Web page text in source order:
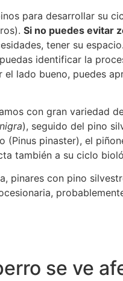
para desarrollar su
Si no puedes evitar
tener su
identificar la
lado bueno, puedes
con gran variedad
), seguido del pino
pinaster), el
también a su ciclo
pinares con pino
se ve